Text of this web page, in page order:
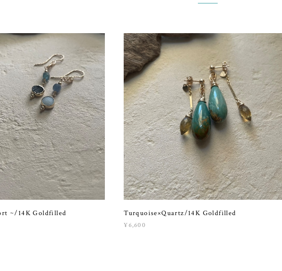
~/14K Goldfilled Turquoise×Quartz/14K Goldfilled
¥6,600